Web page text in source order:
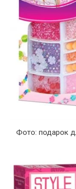
Фото: подарок